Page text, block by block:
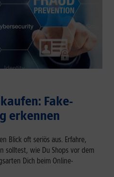
Fake-
erkennen
Blick oft seriös aus. Erfahre,
solltest, wie Du Shops vor dem
Dich beim Online-